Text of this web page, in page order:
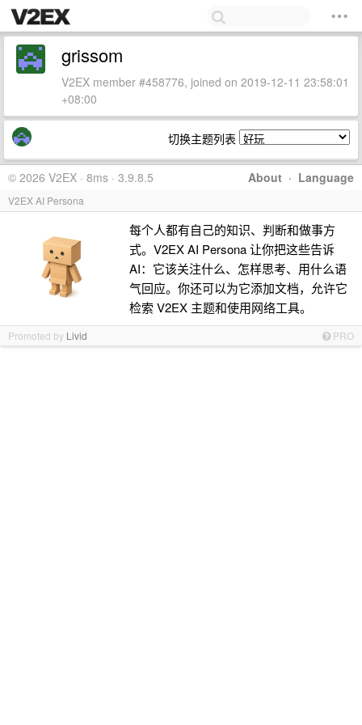
grissom
V2EX member #458776, joined on 2019-12-11 23:58:01
+08:00
切换主题列表
About · Language
© 2026 V2EX · 8ms · 3.9.8.5
V2EX AI Persona
每个人都有自己的知识、判断和做事方
式。V2EX AI Persona 让你把这些告诉
AI：它该关注什么、怎样思考、用什么语
气回应。你还可以为它添加文档，允许它
检索 V2EX 主题和使用网络工具。
Promoted by Livid PRO